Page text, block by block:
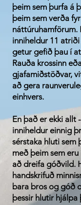
þeim sem þurfa á
þeim sem verða
náttúruhamförum.
inniheldur 11
getur gefið þau í
Rauða krossinn
gjafamiðstöðvar,
að gera
einhvers.
En það er ekki allt
inniheldur einnig
sérstaka hluti sem
með þeim sem
að dreifa góðvild.
handskrifuð
bara bros og góð
þessir hlutir hjálpa